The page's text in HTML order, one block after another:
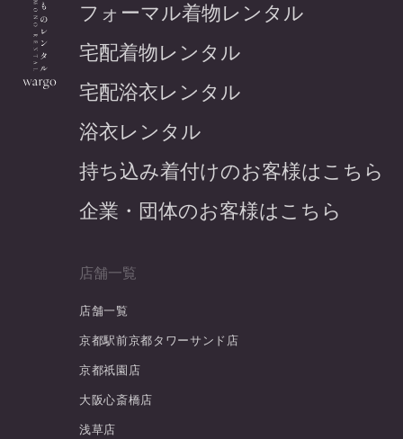
フォーマル着物レンタル
宅配着物レンタル
宅配浴衣レンタル
浴衣レンタル
持ち込み着付けのお客様はこちら
企業・団体のお客様はこちら
店舗一覧
店舗一覧
京都駅前京都タワーサンド店
京都祇園店
大阪心斎橋店
浅草店